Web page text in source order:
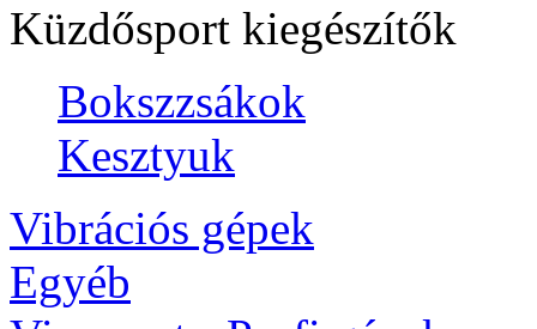
Küzdősport kiegészítők
Bokszzsákok
Kesztyuk
Vibrációs gépek
Egyéb